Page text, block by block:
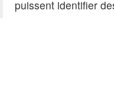
puissent identifier